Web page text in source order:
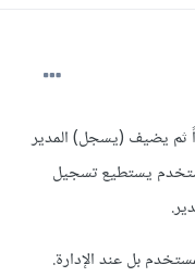
ثم يضيف (يسجل) المدير
يستطيع تسجيل
بل عند الإدارة.